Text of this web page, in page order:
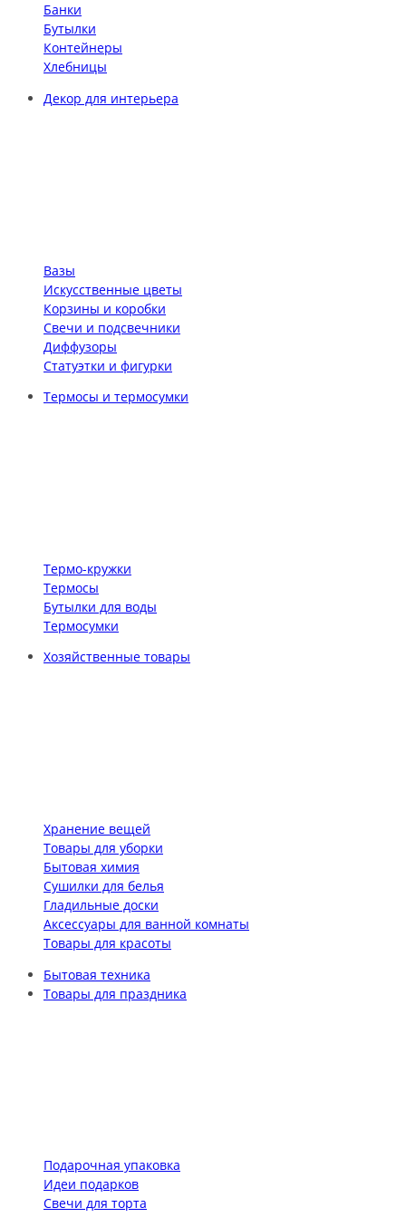
Банки
Бутылки
Контейнеры
Хлебницы
Декор для интерьера
Вазы
Искусственные цветы
Корзины и коробки
Свечи и подсвечники
Диффузоры
Статуэтки и фигурки
Термосы и термосумки
Термо-кружки
Термосы
Бутылки для воды
Термосумки
Хозяйственные товары
Хранение вещей
Товары для уборки
Бытовая химия
Сушилки для белья
Гладильные доски
Аксессуары для ванной комнаты
Товары для красоты
Бытовая техника
Товары для праздника
Подарочная упаковка
Идеи подарков
Свечи для торта